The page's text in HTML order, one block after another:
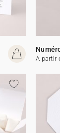
A partir